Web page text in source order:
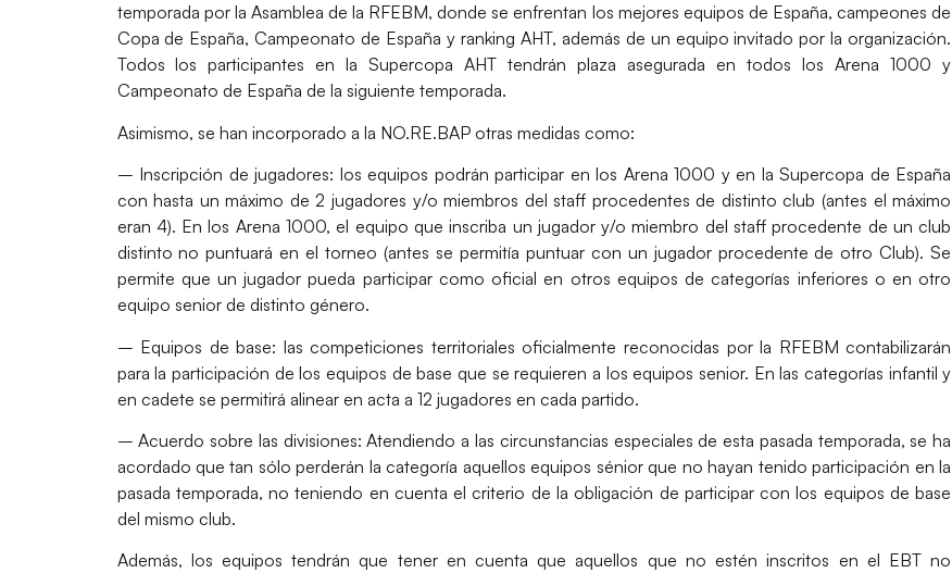
temporada por la Asamblea de la RFEBM, donde se enfrentan los mejores equipos de España, campeones de
Copa de España, Campeonato de España y ranking AHT, además de un equipo invitado por la organización.
Todos los participantes en la Supercopa AHT tendrán plaza asegurada en todos los Arena 1000 y
Campeonato de España de la siguiente temporada.
Asimismo, se han incorporado a la NO.RE.BAP otras medidas como:
– Inscripción de jugadores: los equipos podrán participar en los Arena 1000 y en la Supercopa de España
con hasta un máximo de 2 jugadores y/o miembros del staff procedentes de distinto club (antes el máximo
eran 4). En los Arena 1000, el equipo que inscriba un jugador y/o miembro del staff procedente de un club
distinto no puntuará en el torneo (antes se permitía puntuar con un jugador procedente de otro Club). Se
permite que un jugador pueda participar como oficial en otros equipos de categorías inferiores o en otro
equipo senior de distinto género.
– Equipos de base: las competiciones territoriales oficialmente reconocidas por la RFEBM contabilizarán
para la participación de los equipos de base que se requieren a los equipos senior. En las categorías infantil y
en cadete se permitirá alinear en acta a 12 jugadores en cada partido.
–Acuerdo sobre las divisiones: Atendiendo a las circunstancias especiales de esta pasada temporada, se ha
acordado que tan sólo perderán la categoría aquellos equipos sénior que no hayan tenido participación en la
pasada temporada, no teniendo en cuenta el criterio de la obligación de participar con los equipos de base
del mismo club.
Además, los equipos tendrán que tener en cuenta que aquellos que no estén inscritos en el EBT no